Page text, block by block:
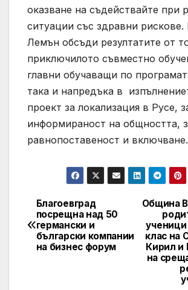
оказване на съдействайте при
ситуации със здравни рискове.
Лемън обсъди резултатите от
приключилото съвместно
главни обучаващи по
така и напредъка в
проект за локализация в Русе,
информираност на общността,
равнопоставеност и включване.
Post
navigation
Община
ученици
клас на
Кирил и
на
Благоевград
посрещна над 50
германски и
български компании
на бизнес форум